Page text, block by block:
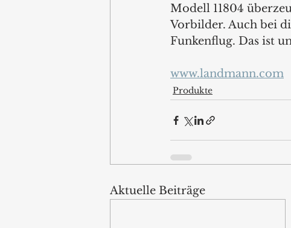
Modell 11804
Vorbilder. Auch bei
Funkenflug. Das ist
www.landmann.com
Produkte
Aktuelle Beiträge